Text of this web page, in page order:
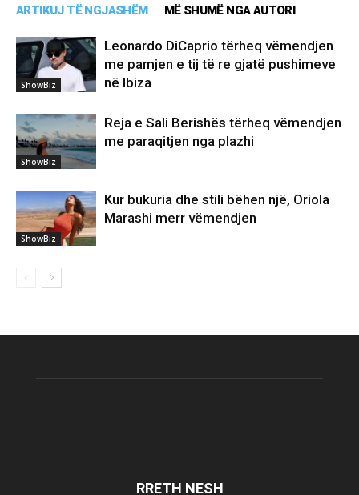
ARTIKUJ TË NGJASHËM MË SHUMË NGA AUTORI
ShowBiz
Leonardo DiCaprio tërheq vëmendjen
me pamjen e tij të re gjatë pushimeve
në Ibiza
ShowBiz
Reja e Sali Berishës tërheq vëmendjen
me paraqitjen nga plazhi
ShowBiz
Kur bukuria dhe stili bëhen një, Oriola
Marashi merr vëmendjen
RRETH NESH